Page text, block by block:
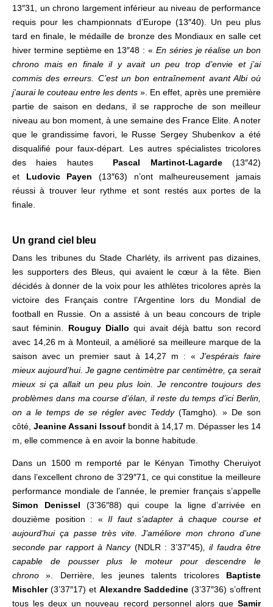
13″31, un chrono largement inférieur au niveau de performance
requis pour les championnats d’Europe (13″40). Un peu plus
tard en finale, le médaille de bronze des Mondiaux en salle cet
hiver termine septième en 13″48 : « En séries je réalise un bon
chrono mais en finale il y avait un peu trop d’envie et j’ai
commis des erreurs. C’est un bon entraînement avant Albi où
j’aurai le couteau entre les dents ». En effet, après une première
partie de saison en dedans, il se rapproche de son meilleur
niveau au bon moment, à une semaine des France Elite. A noter
que le grandissime favori, le Russe Sergey Shubenkov a été
disqualifié pour faux-départ. Les autres spécialistes tricolores
des haies hautes Pascal Martinot-Lagarde(13″42)
et Ludovic Payen (13″63) n’ont malheureusement jamais
réussi à trouver leur rythme et sont restés aux portes de la
finale.
Un grand ciel bleu
Dans les tribunes du Stade Charléty, ils arrivent pas dizaines,
les supporters des Bleus, qui avaient le cœur à la fête. Bien
décidés à donner de la voix pour les athlètes tricolores après la
victoire des Français contre l’Argentine lors du Mondial de
football en Russie.On a assisté à un beau concours de triple
saut féminin. Rouguy Diallo qui avait déjà battu son record
avec 14,26 m à Monteuil, a amélioré sa meilleure marque de la
saison avec un premier saut à 14,27 m : «J’espérais faire
mieux aujourd’hui. Je gagne centimètre par centimètre, ça serait
mieux si ça allait un peu plus loin. Je rencontre toujours des
problèmes dans ma course d’élan, il reste du temps d’ici Berlin,
on a le temps de se régler avec Teddy(Tamgho)
» De son
côté, Jeanine Assani Issouf bondit à 14,17 m. Dépasser les 14
m, elle commence à en avoir la bonne habitude.
Dans un 1500 m remporté par le Kényan Timothy Cheruiyot
dans l’excellent chrono de 3’29″71, ce qui constitue la meilleure
performance mondiale de l’année, le premier français s’appelle
Simon Denissel (3’36″88) qui coupe la ligne d’arrivée en
douzième position : « Il faut s’adapter à chaque course et
aujourd’hui ça passe très vite. J’améliore mon chrono d’une
seconde par rapport à Nancy (NDLR : 3’37″45) , il faudra être
capable de pousser plus le moteur pour descendre le
chrono». Derrière, les jeunes talents tricolores Baptiste
Mischler(3’37″17) et Alexandre Saddedine (3’37″36) s’offrent
tous les deux un nouveau record personnel alors que Samir